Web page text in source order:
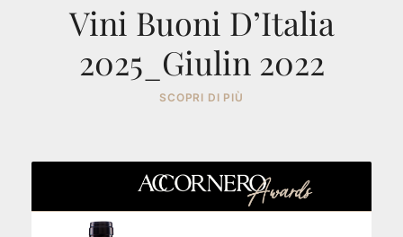
Vini Buoni D’Italia
2025_Giulin 2022
SCOPRI DI PIÙ